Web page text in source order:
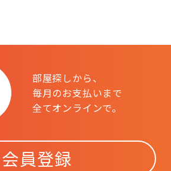
部屋探しから、
毎月のお支払いまで
全てオンラインで。
会員登録